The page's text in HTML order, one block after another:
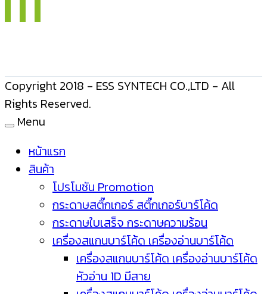
Copyright 2018 - ESS SYNTECH CO.,LTD - All
Rights Reserved.
Menu
หน้าแรก
สินค้า
โปรโมชัน Promotion
กระดาษสติ๊กเกอร์ สติ๊กเกอร์บาร์โค้ด
กระดาษใบเสร็จ กระดาษความร้อน
เครื่องสแกนบาร์โค้ด เครื่องอ่านบาร์โค้ด
เครื่องสแกนบาร์โค้ด เครื่องอ่านบาร์โค้ด
หัวอ่าน 1D มีสาย